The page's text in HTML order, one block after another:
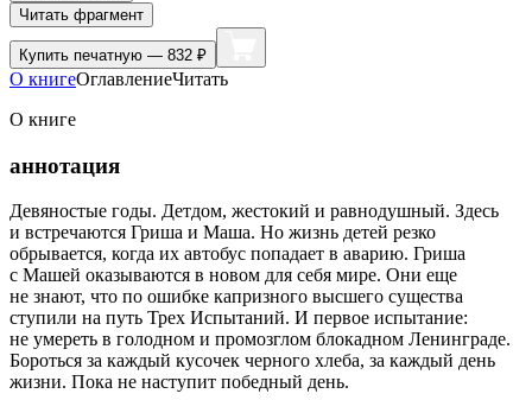
Читать фрагмент
Купить печатную — 832 ₽
О книгеОглавлениеЧитать
О книге
аннотация
Девяностые годы. Детдом, жестокий и равнодушный. Здесь
и встречаются Гриша и Маша. Но жизнь детей резко
обрывается, когда их автобус попадает в аварию. Гриша
с Машей оказываются в новом для себя мире. Они еще
не знают, что по ошибке капризного высшего существа
ступили на путь Трех Испытаний. И первое испытание:
не умереть в голодном и промозглом блокадном Ленинграде.
Бороться за каждый кусочек черного хлеба, за каждый день
жизни. Пока не наступит победный день.